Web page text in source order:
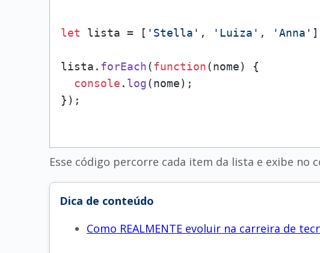
let lista = [ 'Stella' , 'Luiza' , 'Anna'
lista. forEach(function(nome) {
console . log(nome);
Esse código percorre cada item da lista e exibe no
Dica de conteúdo
Como REALMENTE evoluir na carreira de